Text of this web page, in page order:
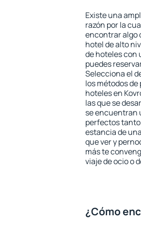
Existe una
razón por la
encontrar algo
hotel de alto
de hoteles con
puedes
Selecciona el
los métodos
hoteles en
las que se
se encuentran
perfectos
estancia de
que ver y
más te
viaje de ocio o
¿Cómo